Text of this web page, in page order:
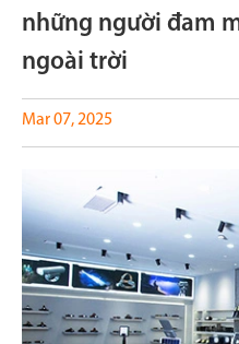
những người đam
ngoài trời
Mar 07, 2025